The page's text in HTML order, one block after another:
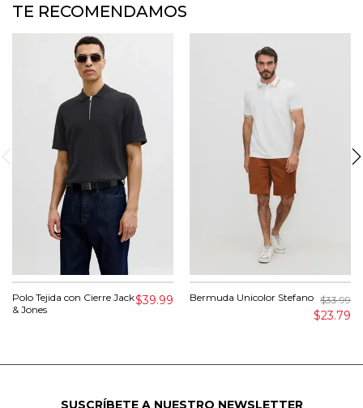
TE RECOMENDAMOS
Polo Tejida con Cierre Jack
& Jones
$39.99 Bermuda Unicolor Stefano $33.99
$23.79
SUSCRÍBETE A NUESTRO NEWSLETTER